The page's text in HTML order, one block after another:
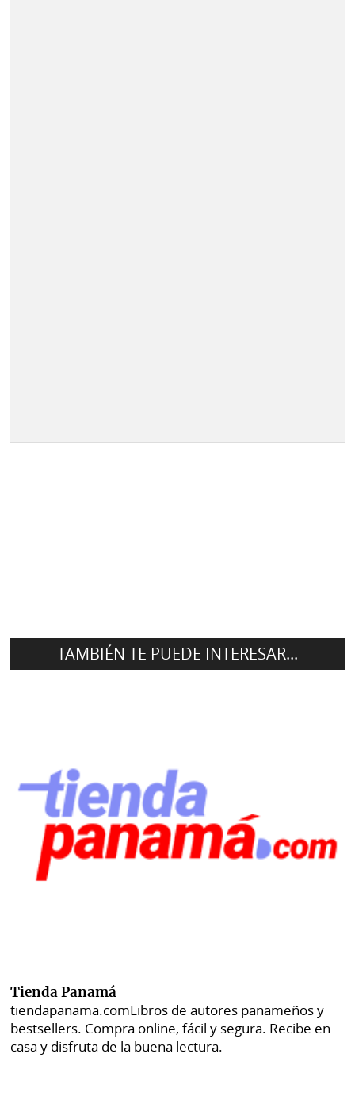
TAMBIÉN TE PUEDE INTERESAR...
Tienda Panamá
tiendapanama.comLibros de autores panameños y
bestsellers. Compra online, fácil y segura. Recibe en
casa y disfruta de la buena lectura.